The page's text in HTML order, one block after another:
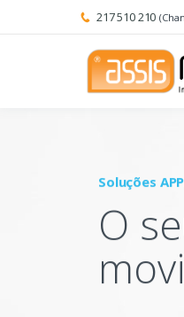
217 510 210
Soluções
O